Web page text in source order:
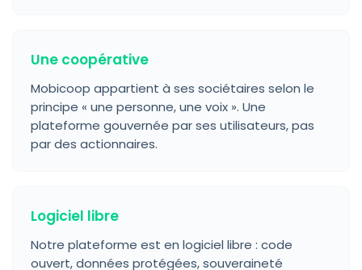
Une coopérative
Mobicoop appartient à ses sociétaires selon le
principe « une personne, une voix ». Une
plateforme gouvernée par ses utilisateurs, pas
par des actionnaires.
Logiciel libre
Notre plateforme est en logiciel libre : code
ouvert, données protégées, souveraineté